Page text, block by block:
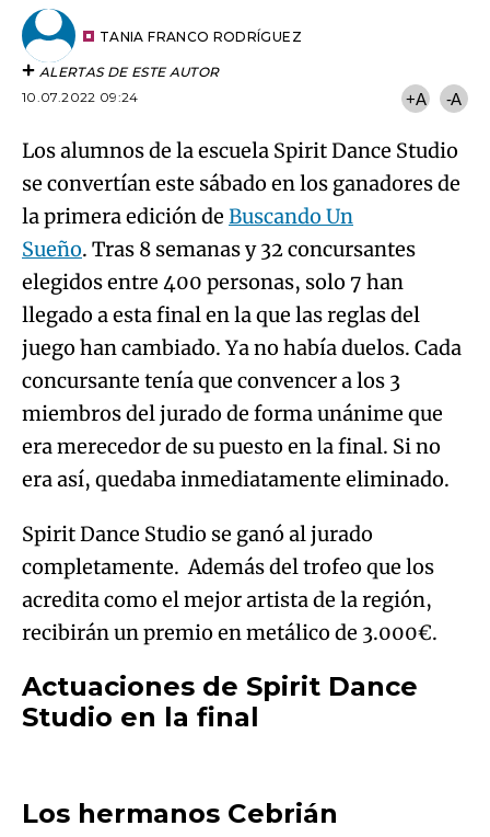
Los alumnos de la escuela Spirit Dance Studio
se convertían este sábado en los ganadores de
la primera edición de
Sueño . Tras 8 semanas y 32 concursantes
elegidos entre 400 personas, solo 7 han
llegado a esta final en la que las reglas del
juego han cambiado. Ya no había duelos. Cada
concursante tenía que convencer a los 3
miembros del jurado de forma unánime que
era merecedor de su puesto en la final. Si no
era así, quedaba inmediatamente eliminado.
Spirit Dance Studio se ganó al jurado
completamente. Además del trofeo que los
acredita como el mejor artista de la región,
recibirán un premio en metálico de 3.000€.
Actuaciones de Spirit Dance
Studio en la final
Algo salió mal.
An error occurred, please try again later.
Try again
Algo salió mal.
An error occurred, please try again later.
Los hermanos Cebrián
Ejecutantes de España, ha concedido una beca